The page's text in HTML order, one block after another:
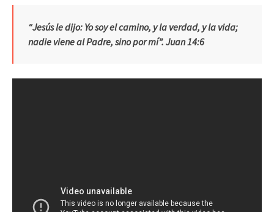
“Jesús le dijo: Yo soy el camino, y la verdad, y la vida;
nadie viene al Padre, sino por mí”. Juan 14:6